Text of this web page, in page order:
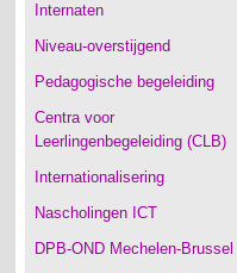
Internaten
Niveau-overstijgend
Pedagogische begeleiding
Centra voor
Leerlingenbegeleiding (CLB)
Internationalisering
Nascholingen ICT
DPB-OND Mechelen-Brussel